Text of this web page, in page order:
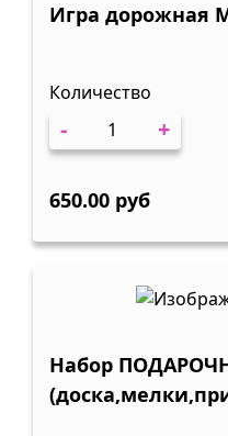
Игра дорожная
Количество
- +
650.00 руб
Набор